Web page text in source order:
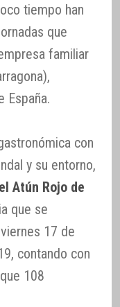
tiempo han
que
familiar
España.
con
y su entorno,
Atún Rojo de
que se
17 de
contando con
108